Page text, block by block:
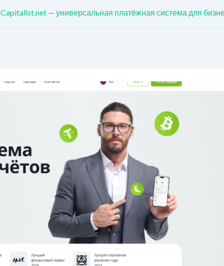
Capitalist.net — универсальная платёжная система для